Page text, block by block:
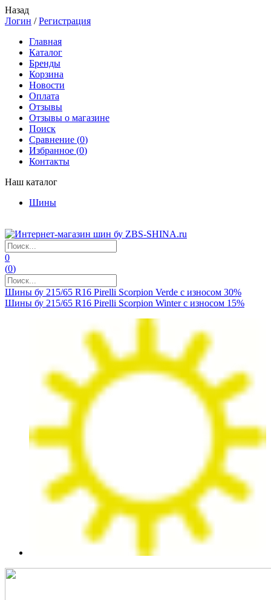
Назад
Логин /Регистрация
Главная
Каталог
Бренды
Корзина
Новости
Оплата
Отзывы
Отзывы о магазине
Поиск
Сравнение (0)
Избранное (0)
Контакты
Наш каталог
Шины
0
(0)
Шины бу 215/65 R16 Pirelli Scorpion Verde с износом 30%
Шины бу 215/65 R16 Pirelli Scorpion Winter с износом 15%